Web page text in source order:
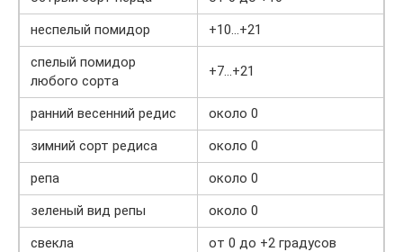
неспелый помидор
+10…+21
спелый помидор
любого сорта
+7…+21
ранний весенний редис
около 0
зимний сорт редиса
около 0
репа
около 0
зеленый вид репы
около 0
свекла
от 0 до +2 градусов